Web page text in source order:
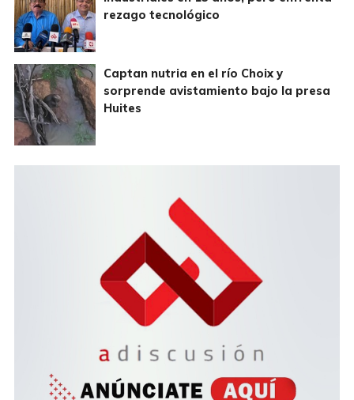
rezago tecnológico
Captan nutria en el río Choix y
sorprende avistamiento bajo la presa
Huites